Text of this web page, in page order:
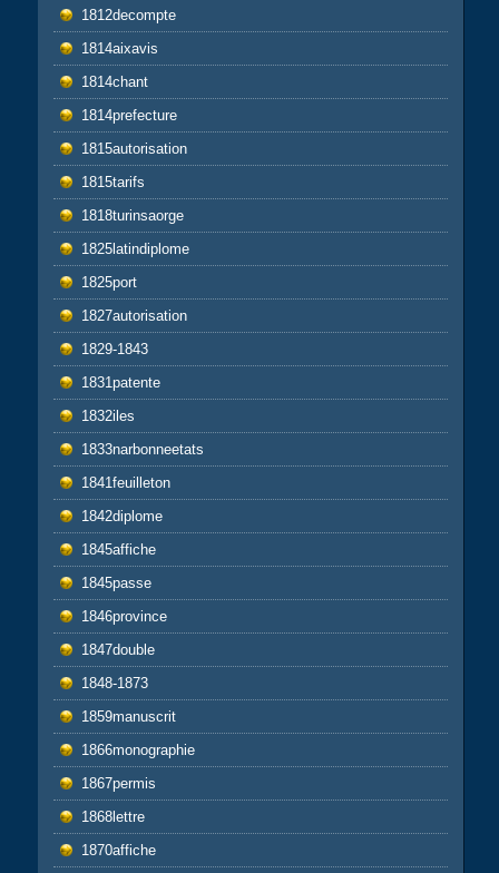
1812decompte
1814aixavis
1814chant
1814prefecture
1815autorisation
1815tarifs
1818turinsaorge
1825latindiplome
1825port
1827autorisation
1829-1843
1831patente
1832iles
1833narbonneetats
1841feuilleton
1842diplome
1845affiche
1845passe
1846province
1847double
1848-1873
1859manuscrit
1866monographie
1867permis
1868lettre
1870affiche